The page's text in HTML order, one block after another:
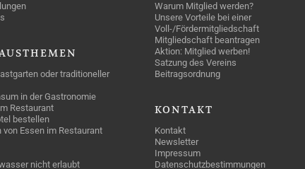
oder traditioneller
in der Gastronomie
Restaurant
bestellen
von Essen im Restaurant
nicht erlaubt
Warum Mitglied werden?
Unsere Vorteile bei einer
Voll-/Fördermitgliedschaft
Mitgliedschaft beantragen
Aktion: Mitglied werben!
Satzung des Vereins
Beitragsordnung
KONTAKT
Kontakt
Newsletter
Impressum
Datenschutzbestimmungen